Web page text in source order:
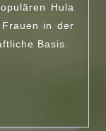
Hula
in der
Basis.